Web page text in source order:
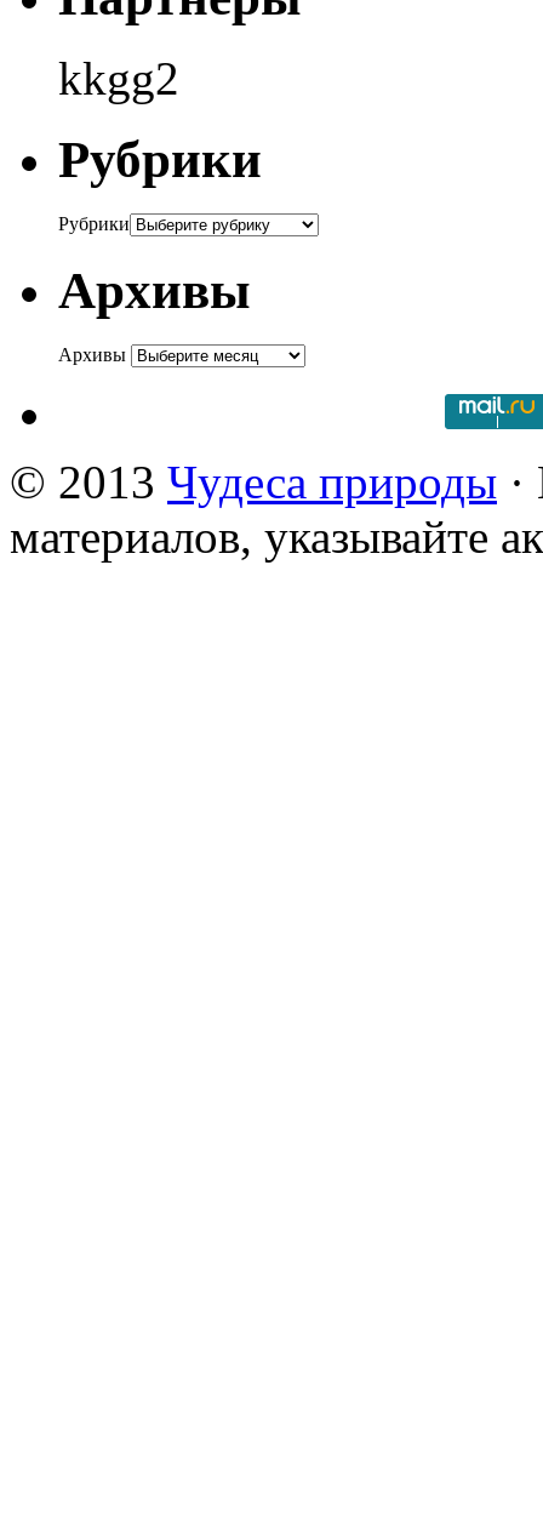
kkgg2
Рубрики
Рубрики
Архивы
Архивы
© 2013 Чудеса природы
материалов, указывайте